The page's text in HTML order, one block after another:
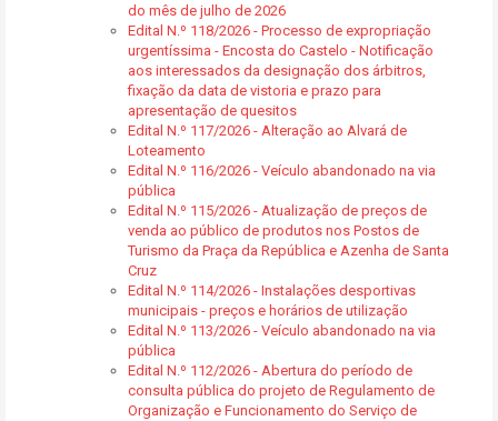
do mês de julho de 2026
Edital N.º 118/2026 - Processo de expropriação
urgentíssima - Encosta do Castelo - Notificação
aos interessados da designação dos árbitros,
fixação da data de vistoria e prazo para
apresentação de quesitos
Edital N.º 117/2026 - Alteração ao Alvará de
Loteamento
Edital N.º 116/2026 - Veículo abandonado na via
pública
Edital N.º 115/2026 - Atualização de preços de
venda ao público de produtos nos Postos de
Turismo da Praça da República e Azenha de Santa
Cruz
Edital N.º 114/2026 - Instalações desportivas
municipais - preços e horários de utilização
Edital N.º 113/2026 - Veículo abandonado na via
pública
Edital N.º 112/2026 - Abertura do período de
consulta pública do projeto de Regulamento de
Organização e Funcionamento do Serviço de